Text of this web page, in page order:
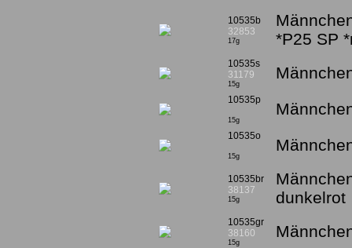
10535b
32853
17g
*P25 SP
10535s
31179
15g
10535p
15g
10535o
15g
10535br
38137
15g
dunkelrot
10535gr
38160
15g